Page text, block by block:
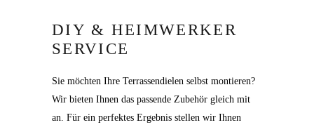
DIY & HEIMWERKER
SERVICE
Sie möchten Ihre Terrassendielen selbst montieren?
Wir bieten Ihnen das passende Zubehör gleich mit
an. Für ein perfektes Ergebnis stellen wir Ihnen